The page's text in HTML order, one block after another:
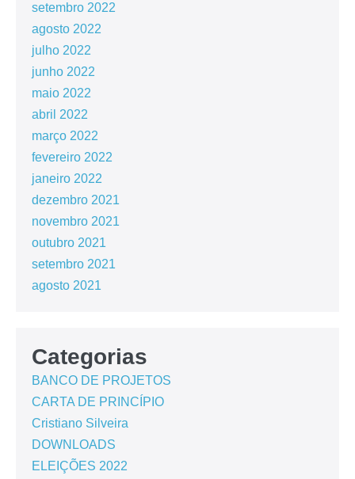
setembro 2022
agosto 2022
julho 2022
junho 2022
maio 2022
abril 2022
março 2022
fevereiro 2022
janeiro 2022
dezembro 2021
novembro 2021
outubro 2021
setembro 2021
agosto 2021
Categorias
BANCO DE PROJETOS
CARTA DE PRINCÍPIO
Cristiano Silveira
DOWNLOADS
ELEIÇÕES 2022